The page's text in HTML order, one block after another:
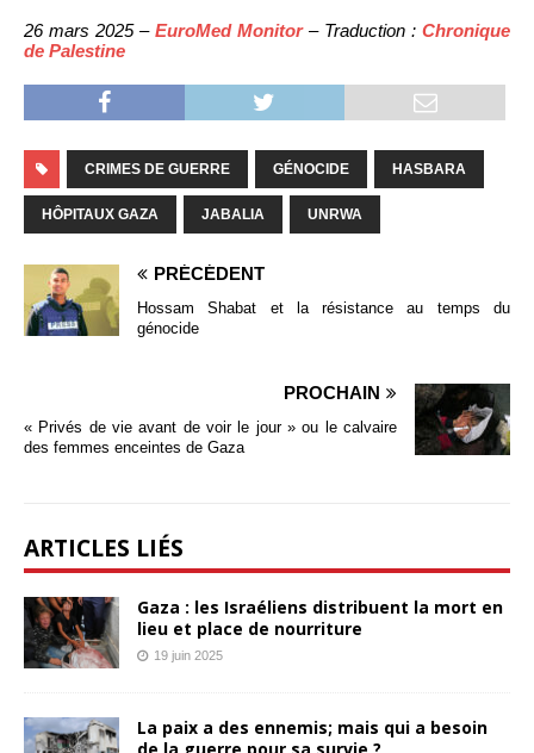
26 mars 2025 – EuroMed Monitor– Traduction : Chronique
de Palestine
CRIMES DE GUERRE GÉNOCIDE HASBARA
HÔPITAUX GAZA JABALIA UNRWA
PRÉCÉDENT
Hossam Shabat et la résistance au temps du
génocide
PROCHAIN
« Privés de vie avant de voir le jour » ou le calvaire
des femmes enceintes de Gaza
ARTICLES LIÉS
Gaza : les Israéliens distribuent la mort en
lieu et place de nourriture
19 juin 2025
La paix a des ennemis; mais qui a besoin
de la guerre pour sa survie ?